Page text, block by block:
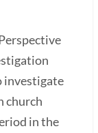
investigate
church
in the